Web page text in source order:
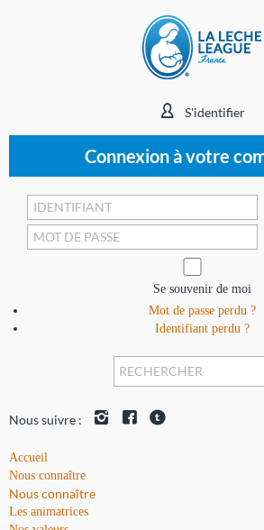
S'identifier
Connexion à votre
Se souvenir de moi
Mot de passe perdu ?
Identifiant perdu ?
Nous suivre :
Accueil
Nous connaître
Nous connaître
Les animatrices